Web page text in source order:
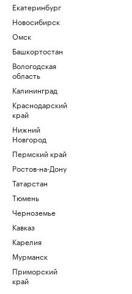
Екатеринбург
Новосибирск
Омск
Башкортостан
Вологодская
область
Калининград
Краснодарский
край
Нижний
Новгород
Пермский край
Ростов-на-Дону
Татарстан
Тюмень
Черноземье
Кавказ
Карелия
Мурманск
Приморский
край